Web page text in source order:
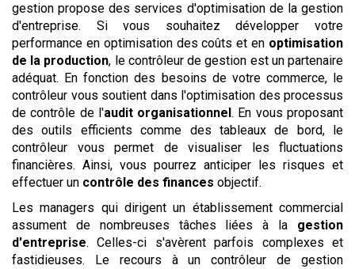
gestion propose des services d'optimisation de la gestion
d'entreprise. Si vous souhaitez développer votre
performance en optimisation des coûts et en optimisation
de la production, le contrôleur de gestion est un partenaire
adéquat. En fonction des besoins de votre commerce, le
contrôleur vous soutient dans l'optimisation des processus
de contrôle de l'audit organisationnel. En vous proposant
des outils efficients comme des tableaux de bord, le
contrôleur vous permet de visualiser les fluctuations
financières. Ainsi, vous pourrez anticiper les risques et
effectuer un contrôle des finances objectif.
Les managers qui dirigent un établissement commercial
assument de nombreuses tâches liées à la gestion
d'entreprise. Celles-ci s'avèrent parfois complexes et
fastidieuses. Le recours à un contrôleur de gestion